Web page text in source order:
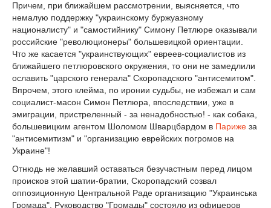
Причем, при ближайшем рассмотрении, выясняется, что
немалую поддержку "украинскому буржуазному
националисту" и "самостийнику" Симону Петлюре оказывали
российские "революционеры" большевицкой ориентации.
Что же касается "украинствующих" евреев-социалистов из
ближайшего петлюровского окружения, то они не замедлили
ославить "царского генерала" Скоропадского "антисемитом".
Впрочем, этого клейма, по иронии судьбы, не избежал и сам
социалист-масон Симон Петлюра, впоследствии, уже в
эмиграции, пристреленный - за ненадобностью! - как собака,
большевицким агентом Шоломом Шварцбардом в Париже за
"антисемитизм" и "организацию еврейских погромов на
Украине"!
Отнюдь не желавший оставаться безучастным перед лицом
происков этой шатии-братии, Скоропадский созвал
оппозиционную Центральной Раде организацию "Украинська
Громада". Руководство "Громады" состояло из офицеров